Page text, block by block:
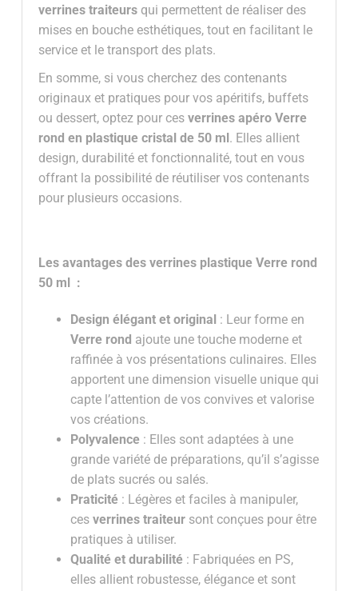
verrines traiteursqui permettent de réaliser des
mises en bouche esthétiques, tout en facilitant le
service et le transport des plats.
En somme, si vous cherchez des contenants
originaux et pratiques pour vos apéritifs, buffets
ou dessert, optez pour ces verrines apéro Verre
rond en plastique cristal de 50 ml. Elles allient
design, durabilité et fonctionnalité, tout en vous
offrant la possibilité de réutiliser vos contenants
pour plusieurs occasions.
Les avantages des verrines plastique Verre rond
50 ml :
Design élégant et original : Leur forme en
Verre rond ajoute une touche moderne et
raffinée à vos présentations culinaires. Elles
apportent une dimension visuelle unique qui
capte l’attention de vos convives et valorise
vos créations.
Polyvalence : Elles sont adaptées à une
grande variété de préparations, qu’il s’agisse
de plats sucrés ou salés.
Praticité : Légères et faciles à manipuler,
ces verrines traiteursont conçues pour être
pratiques à utiliser.
Qualité et durabilité : Fabriquées en PS,
elles allient robustesse, élégance et sont